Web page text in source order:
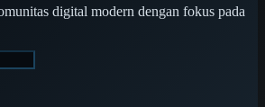
digital modern dengan fokus pada